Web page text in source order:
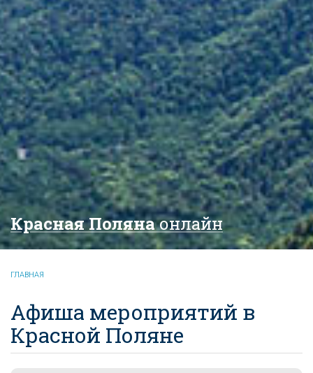
Красная Полянаонлайн
ГЛАВНАЯ
Афиша мероприятий в
Красной Поляне